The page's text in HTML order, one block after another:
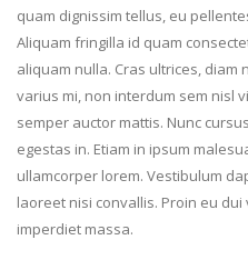
quam dignissim tellus, eu
Aliquam fringilla id quam
aliquam nulla. Cras ultrices,
varius mi, non interdum sem nisl
semper auctor mattis. Nunc
egestas in. Etiam in ipsum
ullamcorper lorem. Vestibulum
laoreet nisi convallis. Proin eu
imperdiet massa.